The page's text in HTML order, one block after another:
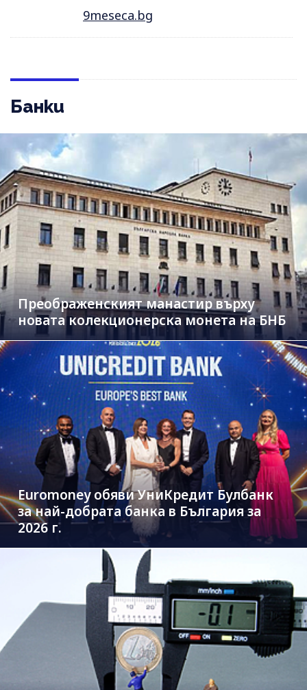
9meseca.bg
Банки
Преображенският манастир върху
новата колекционерска монета на БНБ
Euromoney обяви УниКредит Булбанк
за най-добрата банка в България за
2026 г.